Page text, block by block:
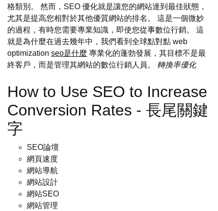
格類別。 然而，SEO 優化就是讓您的網站達到最佳狀態，
尤其是提高您相對於其他優質網站的排名。 這是一個微妙
的過程，有時您需要專業知識，即使您從事數位行銷。 這
就是為什麼在過去幾年中，我們看到全球點對點 web
optimization seo是什麼 專業化的蓬勃發展，其目標不是最
終客戶，而是管理其網站的數位行銷人員。 轉換率優化
How to Use SEO to Increase
Conversion Rates - 長尾關鍵
字
SEO論壇
網頁速度
網站導航
網站設計
網站SEO
網站管理